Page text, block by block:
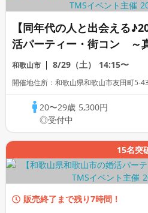
【同年代の人と出会える
活パーティー・街コン ～
和歌山市 8/29（土） 14:15〜
開催地住所：和歌山県和歌山市友田町5-
20〜29歳 5,300円
◎受付中
15名突
販売終了まで残り7時間！